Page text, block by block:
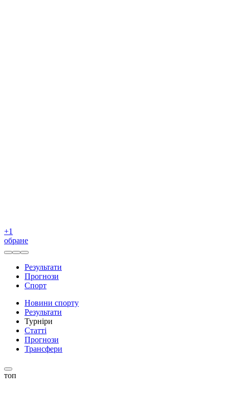
+1
обране
Результати
Прогнози
Спорт
Новини спорту
Результати
Турніри
Статті
Прогнози
Трансфери
топ